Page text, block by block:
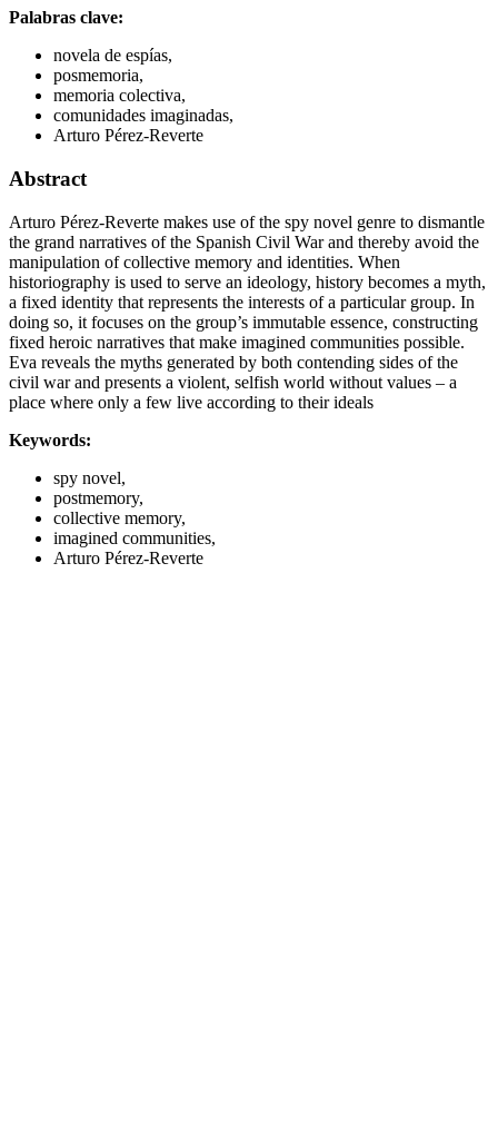
Palabras clave:
novela de espías,
posmemoria,
memoria colectiva,
comunidades imaginadas,
Arturo Pérez-Reverte
Abstract
Arturo Pérez-Reverte makes use of the spy novel genre to dismantle
the grand narratives of the Spanish Civil War and thereby avoid the
manipulation of collective memory and identities. When
historiography is used to serve an ideology, history becomes a myth,
a fixed identity that represents the interests of a particular group. In
doing so, it focuses on the group’s immutable essence, constructing
fixed heroic narratives that make imagined communities possible.
Eva reveals the myths generated by both contending sides of the
civil war and presents a violent, selfish world without values – a
place where only a few live according to their ideals
Keywords:
spy novel,
postmemory,
collective memory,
imagined communities,
Arturo Pérez-Reverte